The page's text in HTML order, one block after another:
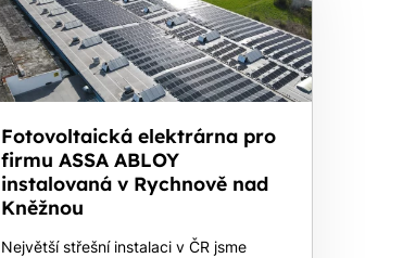
Fotovoltaická elektrárna pro
firmu ASSA ABLOY
instalovaná v Rychnově nad
Kněžnou
Největší střešní instalaci v ČR jsme